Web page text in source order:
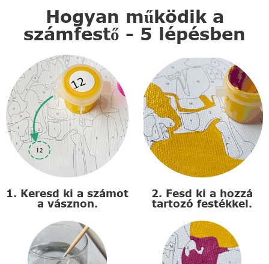
Hogyan működik a
számfestő - 5 lépésben
1. Keresd ki a számot
a vásznon.
2. Fesd ki a hozzá
tartozó festékkel.